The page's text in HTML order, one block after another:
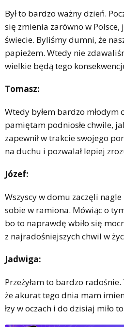
Był to bardzo ważny dzień.
się zmienia zarówno w Polsce,
świecie. Byliśmy dumni, że
papieżem. Wtedy nie
wielkie będą tego
Tomasz:
Wtedy byłem bardzo młodym
pamiętam podniosłe chwile,
zapewnił w trakcie swojego
na duchu i pozwalał lepiej
Józef:
Wszyscy w domu zaczęli
sobie w ramiona. Mówiąc o
bo to naprawdę wbiło się
z najradośniejszych chwil w
Jadwiga:
Przeżyłam to bardzo radośnie.
że akurat tego dnia mam
łzy w oczach i do dzisiaj miło